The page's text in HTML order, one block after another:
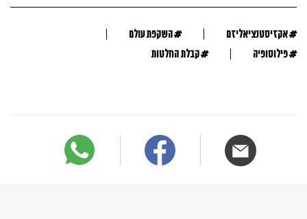
#אקזיסטנציאליזם #השקפת עולם
#פילוסופיה #קבלת החלטות